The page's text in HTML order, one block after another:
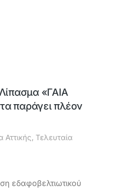
«ΓΑΙΑ
παράγει πλέον
Αττικής, Τελευταία
εδαφοβελτιωτικού